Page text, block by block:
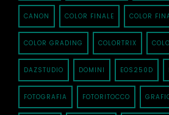
CANON COLOR FINALE COLOR
COLOR GRADING COLORTRIX
DAZSTUDIO DOMINI EOS250D
FOTOGRAFIA FOTORITOCCO